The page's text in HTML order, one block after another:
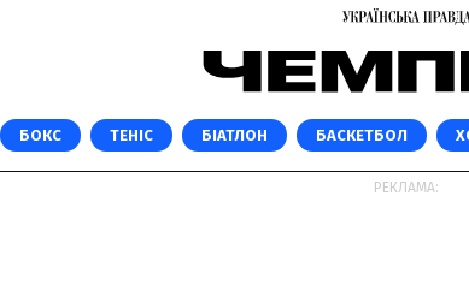
БОКС ТЕНІС БІАТЛОН БАСКЕТБОЛ
РЕКЛАМА: